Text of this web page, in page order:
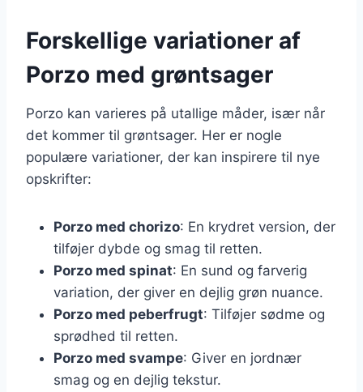
Forskellige variationer af
Porzo med grøntsager
Porzo kan varieres på utallige måder, især når
det kommer til grøntsager. Her er nogle
populære variationer, der kan inspirere til nye
opskrifter:
Porzo med chorizo: En krydret version, der
tilføjer dybde og smag til retten.
Porzo med spinat: En sund og farverig
variation, der giver en dejlig grøn nuance.
Porzo med peberfrugt: Tilføjer sødme og
sprødhed til retten.
Porzo med svampe: Giver en jordnær
smag og en dejlig tekstur.